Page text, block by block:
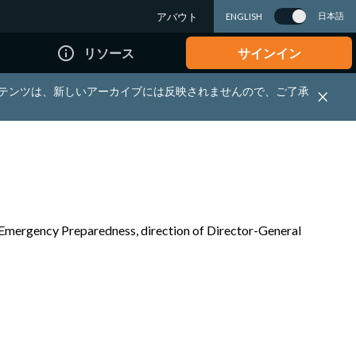
アバウト ENGLISH 日本語
info_outline リソース サインイン
ンツは、新しいアーカイブには反映されませんので、ご了承
Preparedness, direction of Director-General